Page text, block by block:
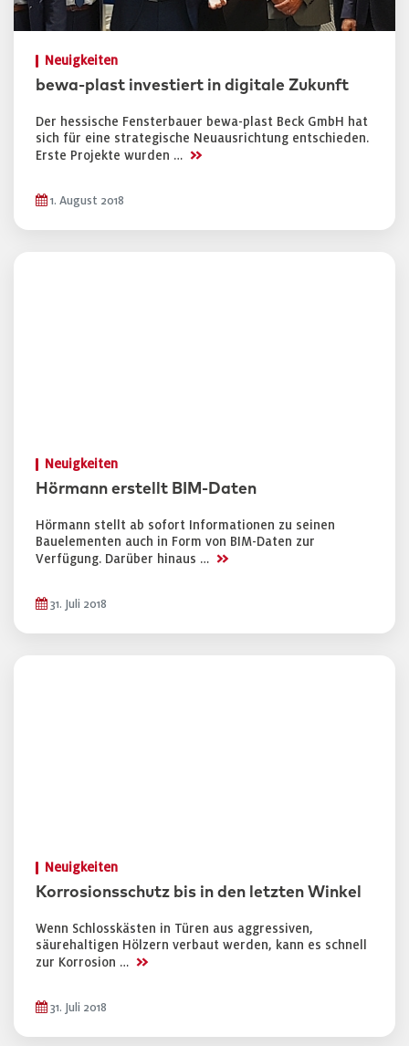
Neuigkeiten
bewa-plast investiert in digitale Zukunft
Der hessische Fensterbauer bewa-plast Beck GmbH hat
sich für eine strategische Neuausrichtung entschieden.
Erste Projekte wurden … >>
1. August 2018
Neuigkeiten
Hörmann erstellt BIM-Daten
Hörmann stellt ab sofort Informationen zu seinen
Bauelementen auch in Form von BIM-Daten zur
Verfügung. Darüber hinaus … >>
31. Juli 2018
Neuigkeiten
Korrosionsschutz bis in den letzten Winkel
Wenn Schlosskästen in Türen aus aggressiven,
säurehaltigen Hölzern verbaut werden, kann es schnell
zur Korrosion … >>
31. Juli 2018